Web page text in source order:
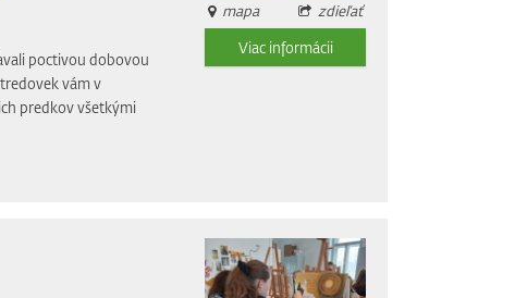
poctivou dobovou
vám v
predkov všetkými
mapa
zdieľať
Viac informácii